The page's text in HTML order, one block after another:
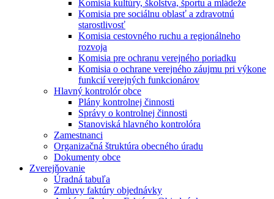
Komisia kultúry, školstva, športu a mládeže
Komisia pre sociálnu oblasť a zdravotnú
starostlivosť
Komisia cestovného ruchu a regionálneho
rozvoja
Komisia pre ochranu verejného poriadku
Komisia o ochrane verejného záujmu pri výkone
funkcií verejných funkcionárov
Hlavný kontrolór obce
Plány kontrolnej činnosti
Správy o kontrolnej činnosti
Stanoviská hlavného kontrolóra
Zamestnanci
Organizačná štruktúra obecného úradu
Dokumenty obce
Zverejňovanie
Úradná tabuľa
Zmluvy faktúry objednávky